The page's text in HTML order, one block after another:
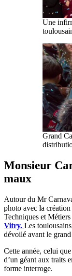
Une
Grand
Monsieur
maux
Autour du Mr
photo avec la
Techniques et
Vitry. Les
dévoilé avant le
Cette année, celui
d’un géant aux traits
forme interroge.